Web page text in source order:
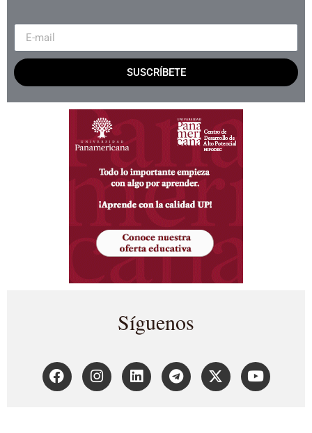
SUSCRÍBETE
Síguenos